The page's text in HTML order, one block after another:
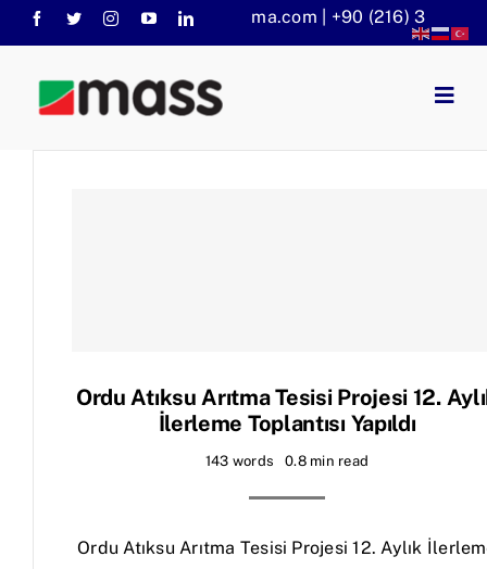
Skip
to
content
info@massaritma.com | +90 (216) 301 1140
Anasayfa
Ordu Atıksu Arıtma Tesisi Projesi 12.
İlerleme Toplantısı Yapıldı
143 words 0.8 min read
Ordu Atıksu Arıtma Tesisi Projesi 12. Aylık